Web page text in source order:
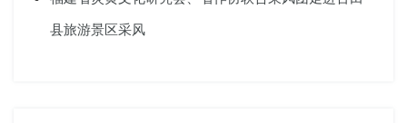
县旅游景区采风